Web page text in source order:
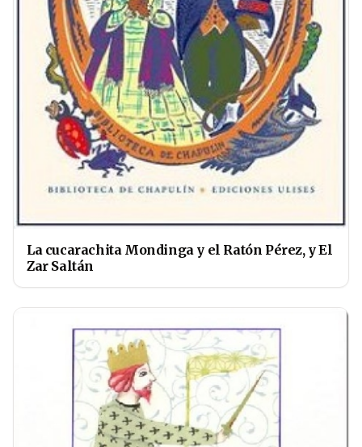
La cucarachita Mondinga y el Ratón Pérez, y El
Zar Saltán